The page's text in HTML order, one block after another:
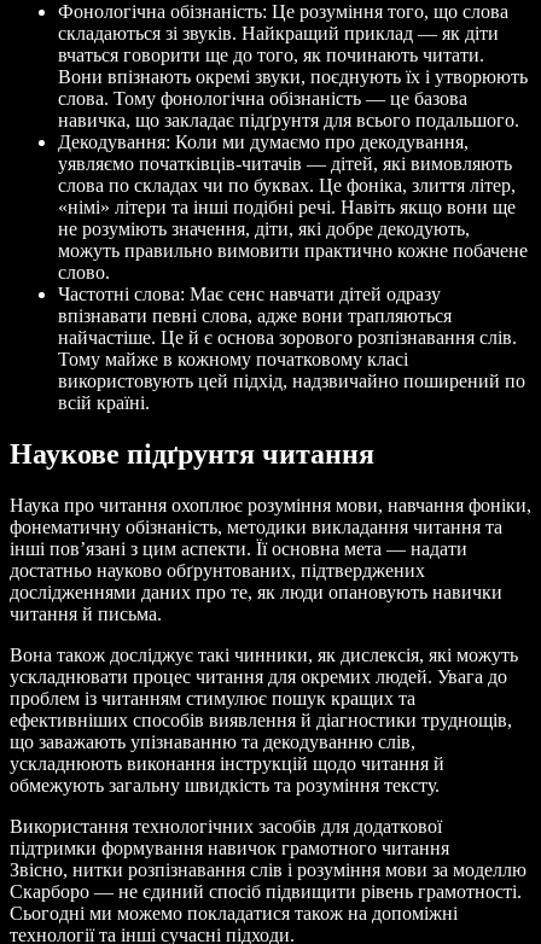
Фонологічна обізнаність: Це розуміння того, що слова
складаються зі звуків. Найкращий приклад — як діти
вчаться говорити ще до того, як починають читати.
Вони впізнають окремі звуки, поєднують їх і утворюють
слова. Тому фонологічна обізнаність — це базова
навичка, що закладає підґрунтя для всього подальшого.
Декодування: Коли ми думаємо про декодування,
уявляємо початківців-читачів — дітей, які вимовляють
слова по складах чи по буквах. Це фоніка, злиття літер,
«німі» літери та інші подібні речі. Навіть якщо вони ще
не розуміють значення, діти, які добре декодують,
можуть правильно вимовити практично кожне побачене
слово.
Частотні слова: Має сенс навчати дітей одразу
впізнавати певні слова, адже вони трапляються
найчастіше. Це й є основа зорового розпізнавання слів.
Тому майже в кожному початковому класі
використовують цей підхід, надзвичайно поширений по
всій країні.
Наукове підґрунтя читання
Наука про читання охоплює розуміння мови, навчання фоніки,
фонематичну обізнаність, методики викладання читання та
інші пов’язані з цим аспекти. Її основна мета — надати
достатньо науково обґрунтованих, підтверджених
дослідженнями даних про те, як люди опановують навички
читання й письма.
Вона також досліджує такі чинники, як дислексія, які можуть
ускладнювати процес читання для окремих людей. Увага до
проблем із читанням стимулює пошук кращих та
ефективніших способів виявлення й діагностики труднощів,
що заважають упізнаванню та декодуванню слів,
ускладнюють виконання інструкцій щодо читання й
обмежують загальну швидкість та розуміння тексту.
Використання технологічних засобів для додаткової
підтримки формування навичок грамотного читання
Звісно, нитки розпізнавання слів і розуміння мови за моделлю
Скарборо — не єдиний спосіб підвищити рівень грамотності.
Сьогодні ми можемо покладатися також на допоміжні
технології та інші сучасні підходи.